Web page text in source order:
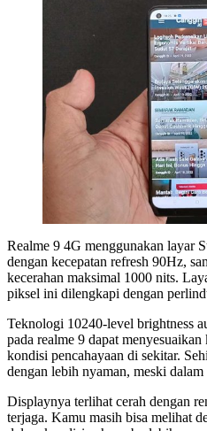
Realme 9 4G menggunakan
dengan kecepatan refresh 90Hz,
kecerahan maksimal 1000 nits.
piksel ini dilengkapi dengan
Teknologi 10240-level brightness
pada realme 9 dapat
kondisi pencahayaan di sekitar.
dengan lebih nyaman, meski
Displaynya terlihat cerah dengan
terjaga. Kamu masih bisa melihat